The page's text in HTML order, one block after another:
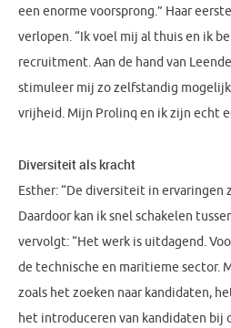
een enorme voorsprong.” Haar
verlopen. “Ik voel mij al thuis en ik
recruitment. Aan de hand van
stimuleer mij zo zelfstandig
vrijheid. Mijn Prolinq en ik zijn echt
Diversiteit als kracht
Esther: “De diversiteit in ervaringen
Daardoor kan ik snel schakelen
vervolgt: “Het werk is uitdagend.
de technische en maritieme sector.
zoals het zoeken naar kandidaten,
het introduceren van kandidaten bij